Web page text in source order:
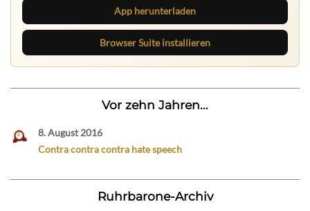
App herunterladen
Browser Suite installieren
Vor zehn Jahren...
8. August 2016
Contra contra contra hate speech
Ruhrbarone-Archiv